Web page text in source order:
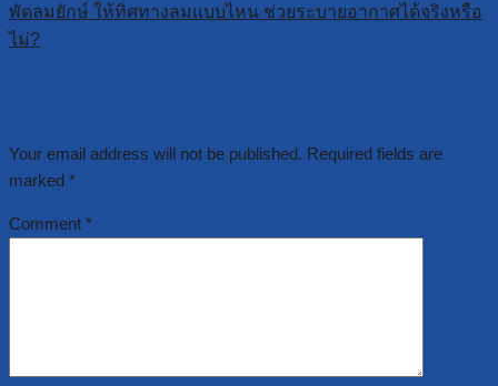
พัดลมยักษ์ ให้ทิศทางลมแบบไหน​ ช่วยระบายอากาศได้จริงหรือ
ไม่?
Your email address will not be published. Required fields are
marked *
Comment *